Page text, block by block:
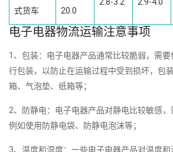
式货车
20.0
电子电器物流运输注意事项
1、包装：电子电器产品通常比较脆弱，需
行包装，以防止在运输过程中受到损坏，包
箱、气泡垫、纸箱等；
2、防静电：电子电器产品对静电比较敏感，
例如使用防静电袋、防静电泡沫等；
3、温度和湿度：一些电子电器产品对温度